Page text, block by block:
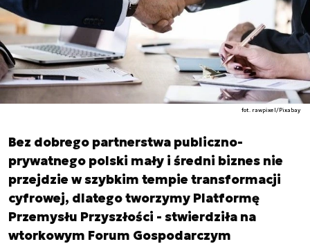
fot. rawpixel/Pixabay
Bez dobrego partnerstwa publiczno-
prywatnego polski mały i średni biznes nie
przejdzie w szybkim tempie transformacji
cyfrowej, dlatego tworzymy Platformę
Przemysłu Przyszłości - stwierdziła na
wtorkowym Forum Gospodarczym